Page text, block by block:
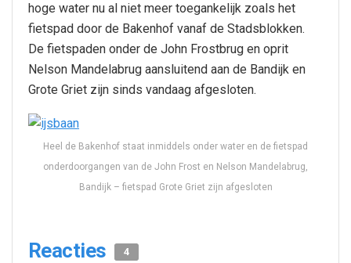
hoge water nu al niet meer toegankelijk zoals het
fietspad door de Bakenhof vanaf de Stadsblokken.
De fietspaden onder de John Frostbrug en oprit
Nelson Mandelabrug aansluitend aan de Bandijk en
Grote Griet zijn sinds vandaag afgesloten.
Heel de Bakenhof staat inmiddels onder water en de fietspad
onderdoorgangen van de John Frost en Nelson Mandelabrug,
Bandijk – fietspad Grote Griet zijn afgesloten
Reacties 4